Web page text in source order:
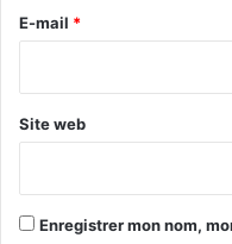
e
E-mail *
Site web
Enregistrer mon nom,